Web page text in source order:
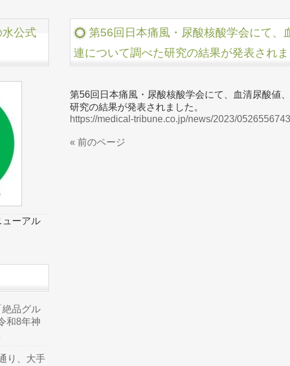
第56回日本痛風・尿酸核酸学会にて、
連について調べた研究の結果が発表されま
第56回日本痛風・尿酸核酸学会にて、血清尿酸値
研究の結果が発表されました。
https://medical-tribune.co.jp/news/2023/
« 前のページ
公式
ューアル
絶品グル
和8年神
り、大手